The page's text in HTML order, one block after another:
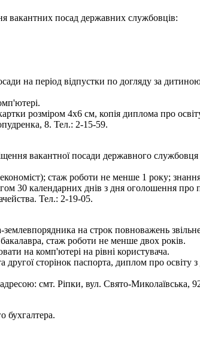
вакантних посад державних службовців:
на період відпустки по догляду за
розміром 4х6 см, копія диплома про
8. Тел.: 2-15-59.
вакантної посади державного службовця -
стаж роботи не менше 1 року;
30 календарних днів з дня оголошення про
Тел.: 2-19-05.
на строк повноважень
стаж роботи не менше двох років.
на комп'ютері на рівні користувача.
сторінок паспорта, диплом про освіту з
смт. Ріпки, вул. Свято-Миколаївська,
бухгалтера.